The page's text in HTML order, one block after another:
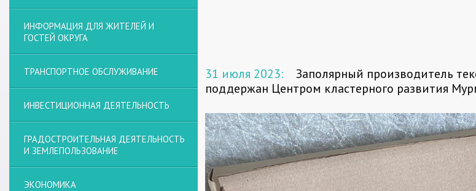
31 июля 2023:
Заполярный производитель
поддержан Центром кластерного развития
ИНФОРМАЦИЯ ДЛЯ ЖИТЕЛЕЙ И
ГОСТЕЙ ОКРУГА
ТРАНСПОРТНОЕ ОБСЛУЖИВАНИЕ
ИНВЕСТИЦИОННАЯ ДЕЯТЕЛЬНОСТЬ
ГРАДОСТРОИТЕЛЬНАЯ ДЕЯТЕЛЬНОСТЬ
И ЗЕМЛЕПОЛЬЗОВАНИЕ
ЭКОНОМИКА